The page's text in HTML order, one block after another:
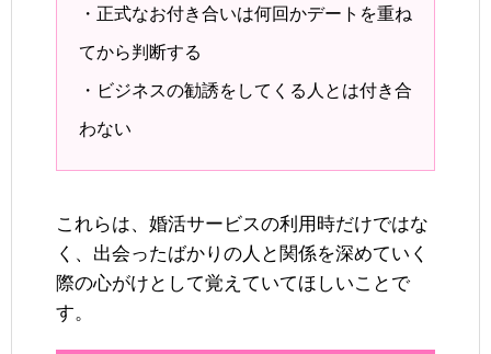
・正式なお付き合いは何回かデートを重ね
てから判断する
・ビジネスの勧誘をしてくる人とは付き合
わない
これらは、婚活サービスの利用時だけではな
く、出会ったばかりの人と関係を深めていく
際の心がけとして覚えていてほしいことで
す。